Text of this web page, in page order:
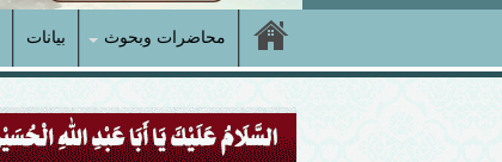
محاضرات وبحوث بيانات